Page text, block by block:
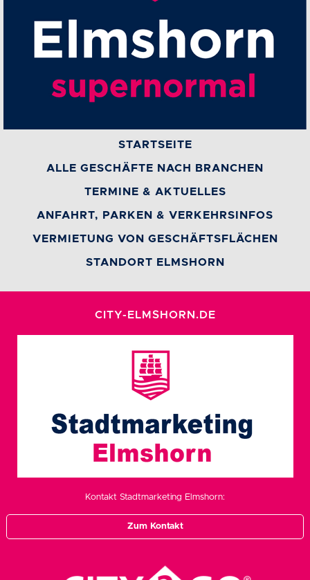
STARTSEITE
ALLE GESCHÄFTE NACH BRANCHEN
TERMINE & AKTUELLES
ANFAHRT, PARKEN & VERKEHRSINFOS
VERMIETUNG VON GESCHÄFTSFLÄCHEN
STANDORT ELMSHORN
CITY-ELMSHORN.DE
Kontakt Stadtmarketing Elmshorn:
Zum Kontakt